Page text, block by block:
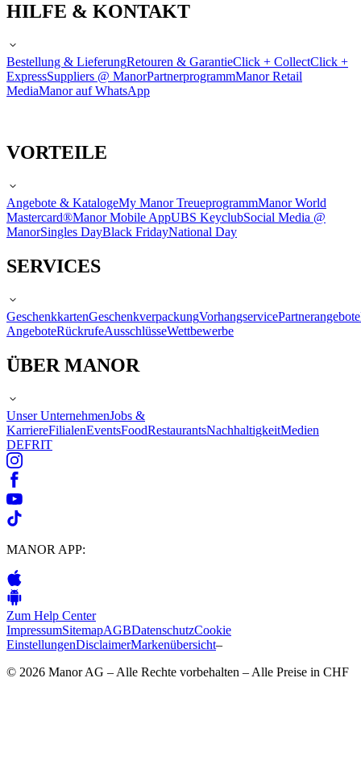
HILFE & KONTAKT
Bestellung & LieferungRetouren & GarantieClick + CollectClick +
ExpressSuppliers @ ManorPartnerprogrammManor Retail
MediaManor auf WhatsApp
VORTEILE
Angebote & KatalogeMy Manor TreueprogrammManor World
Mastercard®Manor Mobile AppUBS KeyclubSocial Media @
ManorSingles DayBlack FridayNational Day
SERVICES
GeschenkkartenGeschenkverpackungVorhangservicePartnerangebote
AngeboteRückrufeAusschlüsseWettbewerbe
ÜBER MANOR
Unser UnternehmenJobs &
KarriereFilialenEventsFoodRestaurantsNachhaltigkeitMedien
DEFRIT
MANOR APP:
Zum Help Center
ImpressumSitemapAGBDatenschutzCookie
EinstellungenDisclaimerMarkenübersicht–
© 2026 Manor AG – Alle Rechte vorbehalten – Alle Preise in CHF